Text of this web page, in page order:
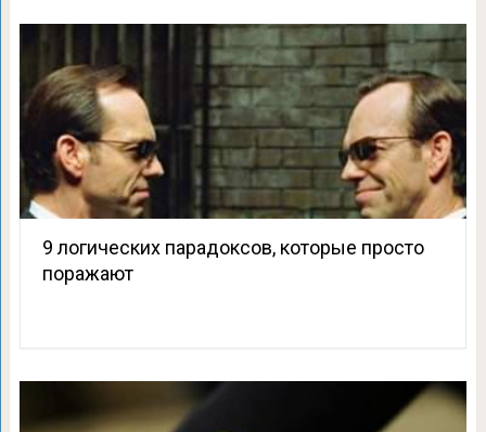
9 логических парадоксов, которые просто
поражают